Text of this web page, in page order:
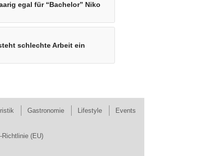
egal für “Bachelor” Niko
schlechte Arbeit ein
Gastronomie Lifestyle Events
Richtlinie (EU)